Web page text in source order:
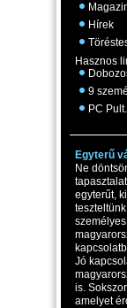
Hírek
Hasznos
9
PC
Egyterű
Ne
egyterűt,
Jó
is.
amelyet